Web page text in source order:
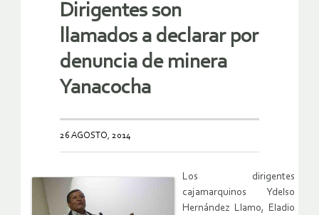
Dirigentes son
llamados a declarar por
denuncia de minera
Yanacocha
26 AGOSTO, 2014
Los dirigentes
cajamarquinos Ydelso
Hernández Llamo, Eladio